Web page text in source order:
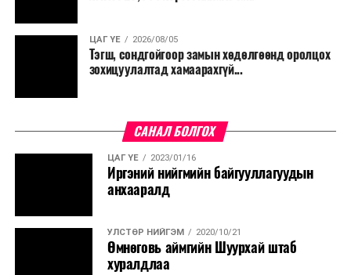
ЦАГ ҮЕ 2026/08/05
Тэгш, сондгойгоор замын хөдөлгөөнд оролцох
зохицуулалтад хамаарахгүй...
САНАЛ БОЛГОХ
ЦАГ ҮЕ 2023/01/16
Иргэний нийгмийн байгууллагуудын
анхааралд
УЛСТӨР НИЙГЭМ 2020/10/21
Өмнөговь аймгийн Шуурхай штаб
хуралдлаа